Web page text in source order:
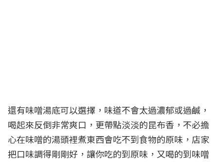
還有味噌湯底可以選擇，味道不會太過濃郁或過鹹，
喝起來反倒非常爽口，更帶點淡淡的昆布香，不必擔
心在味噌的湯頭裡煮東西會吃不到食物的原味，店家
把口味調得剛剛好，讓你吃的到原味，又喝的到味噌